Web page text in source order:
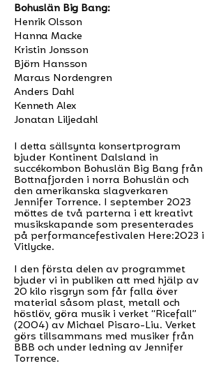
Bohuslän Big Bang:
Henrik Olsson
Hanna Macke
Kristin Jonsson
Björn Hansson
Marcus Nordengren
Anders Dahl
Kenneth Alex
Jonatan Liljedahl
I detta sällsynta konsertprogram
bjuder Kontinent Dalsland in
succékombon Bohuslän Big Bang från
Bottnafjorden i norra Bohuslän och
den amerikanska slagverkaren
Jennifer Torrence. I september 2023
möttes de två parterna i ett kreativt
musikskapande som presenterades
på performancefestivalen Here:2023 i
Vitlycke.
I den första delen av programmet
bjuder vi in publiken att med hjälp av
20 kilo risgryn som får falla över
material såsom plast, metall och
höstlöv, göra musik i verket “Ricefall”
(2004) av Michael Pisaro-Liu. Verket
görs tillsammans med musiker från
BBB och under ledning av Jennifer
Torrence.